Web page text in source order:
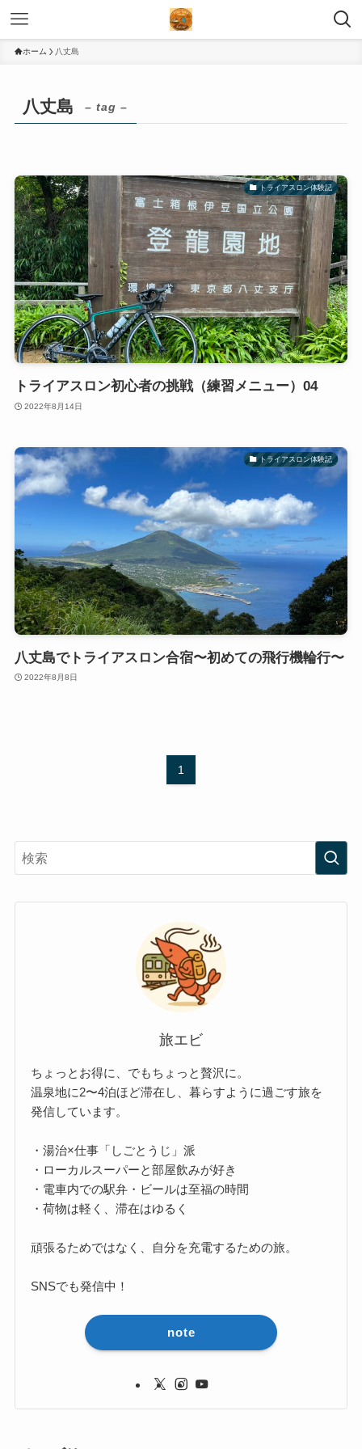
ホーム 八丈島
八丈島 – tag –
トライアスロン体験記
トライアスロン初心者の挑戦（練習メニュー）04
2022年8月14日
トライアスロン体験記
八丈島でトライアスロン合宿〜初めての飛行機輪行〜
2022年8月8日
1
旅エビ
ちょっとお得に、でもちょっと贅沢に。
温泉地に2〜4泊ほど滞在し、暮らすように過ごす旅を
発信しています。
・湯治×仕事「しごとうじ」派
・ローカルスーパーと部屋飲みが好き
・電車内での駅弁・ビールは至福の時間
・荷物は軽く、滞在はゆるく
頑張るためではなく、自分を充電するための旅。
SNSでも発信中！
note